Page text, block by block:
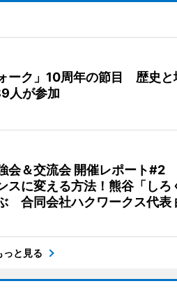
ーク」10周年の節目 歴史と
人が参加
会＆交流会 開催レポート#2
スに変える方法！熊谷「しろ
合同会社ハクワークス代表
っと見る